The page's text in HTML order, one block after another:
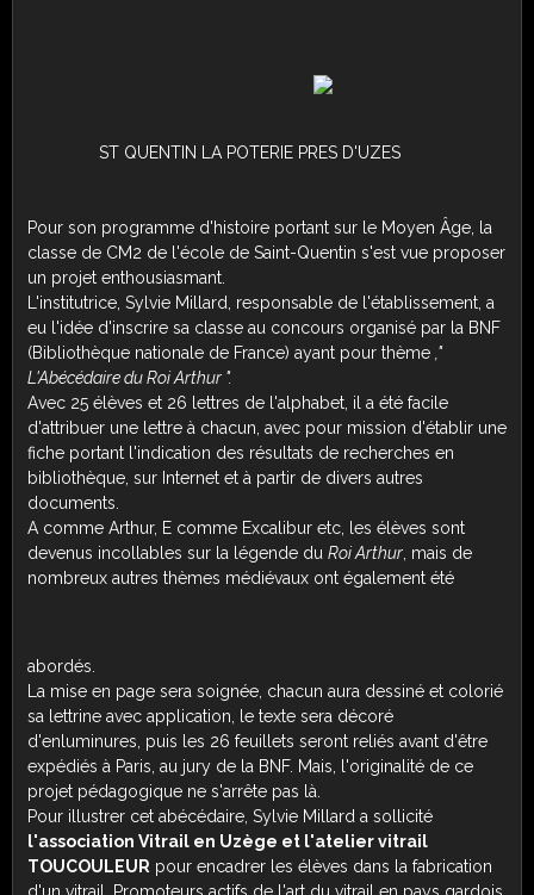
ST QUENTIN LA POTERIE PRES D'UZES
Pour son programme d'histoire portant sur le Moyen Âge, la
classe de CM2 de l'école de Saint-Quentin s'est vue proposer
un projet enthousiasmant.
L'institutrice, Sylvie Millard, responsable de l'établissement, a
eu l'idée d'inscrire sa classe au concours organisé par la BNF
(Bibliothèque nationale de France) ayant pour thème ,"
L'Abécédaire du Roi Arthur ".
Avec 25 élèves et 26 lettres de l'alphabet, il a été facile
d'attribuer une lettre à chacun, avec pour mission d'établir une
fiche portant l'indication des résultats de recherches en
bibliothèque, sur Internet et à partir de divers autres
documents.
A comme Arthur, E comme Excalibur etc, les élèves sont
devenus incollables sur la légende du Roi Arthur , mais de
nombreux autres thèmes médiévaux ont également été
abordés.
La mise en page sera soignée, chacun aura dessiné et colorié
sa lettrine avec application, le texte sera décoré
d'enluminures, puis les 26 feuillets seront reliés avant d'être
expédiés à Paris, au jury de la BNF. Mais, l'originalité de ce
projet pédagogique ne s'arrête pas là.
Pour illustrer cet abécédaire, Sylvie Millard a sollicité
l'association Vitrail en Uzège et l'atelier vitrail
TOUCOULEUR pour encadrer les élèves dans la fabrication
d'un vitrail. Promoteurs actifs de l'art du vitrail en pays gardois,